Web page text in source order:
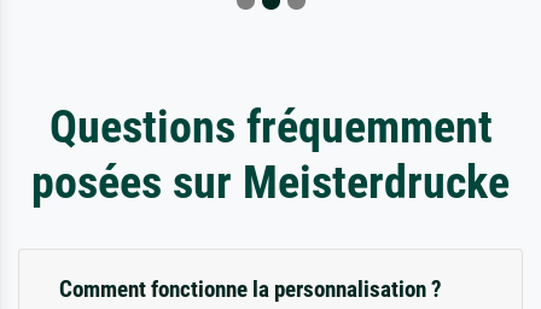
Questions fréquemment
posées sur Meisterdrucke
Comment fonctionne la personnalisation ?